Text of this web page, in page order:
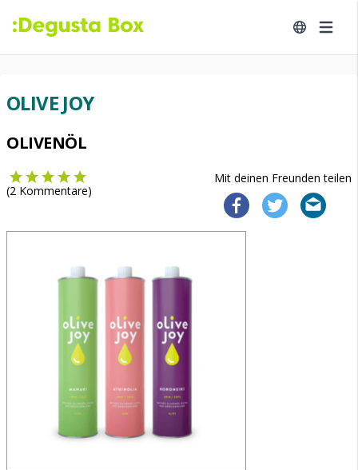
OLIVE JOY
OLIVENÖL
Mit deinen Freunden teilen
(2 Kommentare)